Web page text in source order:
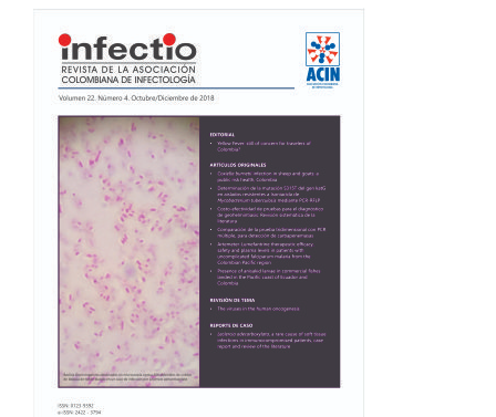
Barra
lateral
del
artículo